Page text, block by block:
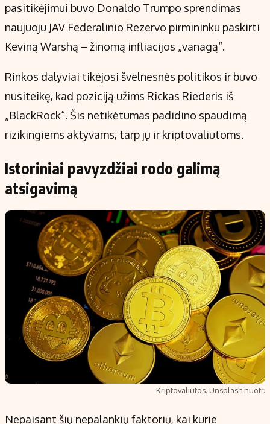
pasitikėjimui buvo Donaldo Trumpo sprendimas
naujuoju JAV Federalinio Rezervo pirmininku paskirti
Keviną Warshą – žinomą infliacijos „vanagą“.
Rinkos dalyviai tikėjosi švelnesnės politikos ir buvo
nusiteikę, kad poziciją užims Rickas Riederis iš
„BlackRock“. Šis netikėtumas padidino spaudimą
rizikingiems aktyvams, tarp jų ir kriptovaliutoms.
Istoriniai pavyzdžiai rodo galimą
atsigavimą
Kriptovaliutos. Unsplash nuotr.
Nepaisant šių nepalankių faktorių, kai kurie